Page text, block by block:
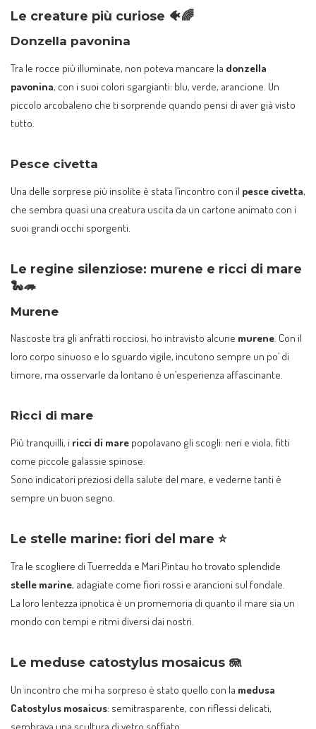
Le creature più curiose 🐠🌈
Donzella pavonina
Tra le rocce più illuminate, non poteva mancare la donzella
pavonina, con i suoi colori sgargianti: blu, verde, arancione. Un
piccolo arcobaleno che ti sorprende quando pensi di aver già visto
tutto.
Pesce civetta
Una delle sorprese più insolite è stata l’incontro con il pesce civetta,
che sembra quasi una creatura uscita da un cartone animato con i
suoi grandi occhi sporgenti.
Le regine silenziose: murene e ricci di mare
🐍🦔
Murene
Nascoste tra gli anfratti rocciosi, ho intravisto alcune murene. Con il
loro corpo sinuoso e lo sguardo vigile, incutono sempre un po’ di
timore, ma osservarle da lontano è un’esperienza affascinante.
Ricci di mare
Più tranquilli, i ricci di mare popolavano gli scogli: neri e viola, fitti
come piccole galassie spinose.
Sono indicatori preziosi della salute del mare, e vederne tanti è
sempre un buon segno.
Le stelle marine: fiori del mare ⭐
Tra le scogliere di Tuerredda e Mari Pintau ho trovato splendide
stelle marine, adagiate come fiori rossi e arancioni sul fondale.
La loro lentezza ipnotica è un promemoria di quanto il mare sia un
mondo con tempi e ritmi diversi dai nostri.
Le meduse catostylus mosaicus 🪼
Un incontro che mi ha sorpreso è stato quello con la medusa
Catostylus mosaicus: semitrasparente, con riflessi delicati,
sembrava una scultura di vetro soffiato.